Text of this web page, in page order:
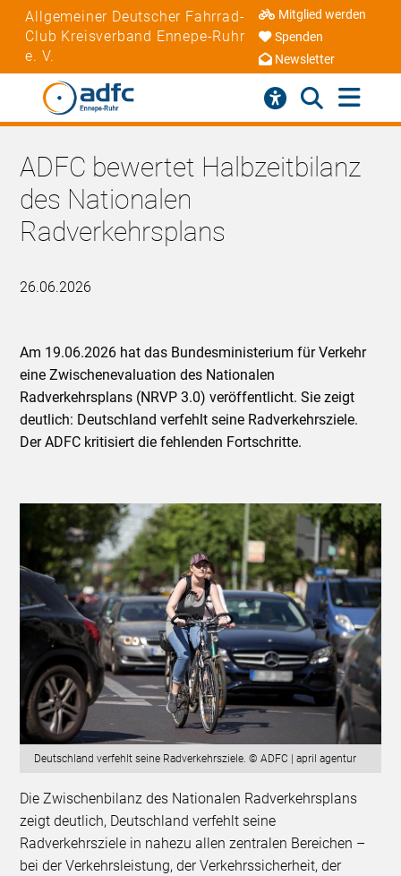
Allgemeiner Deutscher Fahrrad-
Club Kreisverband Ennepe-Ruhr
e. V.
Mitglied werden
Spenden
Newsletter
ADFC bewertet Halbzeitbilanz
des Nationalen
Radverkehrsplans
26.06.2026
Am 19.06.2026 hat das Bundesministerium für Verkehr
eine Zwischenevaluation des Nationalen
Radverkehrsplans (NRVP 3.0) veröffentlicht. Sie zeigt
deutlich: Deutschland verfehlt seine Radverkehrsziele.
Der ADFC kritisiert die fehlenden Fortschritte.
Deutschland verfehlt seine Radverkehrsziele. © ADFC | april agentur
Die Zwischenbilanz des Nationalen Radverkehrsplans
zeigt deutlich, Deutschland verfehlt seine
Radverkehrsziele in nahezu allen zentralen Bereichen –
bei der Verkehrsleistung, der Verkehrssicherheit, der